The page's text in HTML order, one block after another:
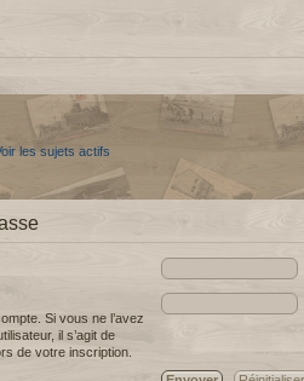
les sujets actifs
Si vous ne l’avez
il s’agit de
de votre inscription.